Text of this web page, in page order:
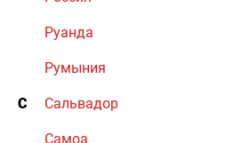
Руанда
Румыния
С Сальвадор
Самоа